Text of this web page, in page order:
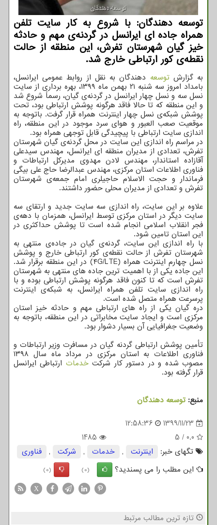
توسعه دهندگان: با شروع به کار سایت تلفن
همراه جاده ای ایرانسل در گردنه‌ی مهم و حادثه
خیز گیان شهرستان تفرش، این منطقه از حالت
نقطه‌ی کور ارتباطی خارج شد.
به گزارشتوسعه دهندگان به نقل از روابط عمومی ایرانسل،
بامداد امروز سه شنبه ۲۱ بهمن ماه ۱۳۹۹، بهره برداری از سایت
نسل سه و نسل چهار ایرانسل در گردنه‌ی گیان، رسماً شروع شد
و این منطقه که تا حالا فاقد هرگونه پوشش ارتباطی بود، تحت
پوشش شبکه‌ی نسل چهار اینترنت همراه قرار گرفت. باتوجه به
موقعیت صعب العبور و هوای سرد موجود در این منطقه، راه
اندازی سایت ارتباطی با پیچیدگی قابل توجهی همراه بود.
در مراسم راه اندازی این سایت در محل گردنه‌ی گیان شهرستان
تفرش، تعدادی از مدیران منطقه ای ایرانسل، مهندس سیدعلی
آقازاده استاندار، مهندس لادن مهدوی مدیرکل ارتباطات و
فناوری اطلاعات استان مرکزی، مهندس عبدالرضا حاج علی بیگی
فرماندار و حجت الاسلام حاجیلری امام جمعه‌ی شهرستان
تفرش و تعدادی از مدیران محلی حضور داشتند.
علاوه بر این سایت، راه اندازی سه سایت جدید و ارتقای سه
سایت دیگر در استان مرکزی توسط ایرانسل، همزمان با دهه‌ی
فجر انقلاب اسلامی انجام شده است تا پوشش حداکثری در
این استان تامین شود.
با راه اندازی این سایت، گردنه‌ی گیان در جاده‌ی منتهی به
شهرستان تفرش از حالت نقطه‌ی کور ارتباطی خارج و پوشش
نسل چهارم اینترنت همراه (۴G/LTE) در این منطقه برقرار شد.
این جاده یکی از با اهمیت ترین جاده های منتهی به شهرستان
تفرش است که تا کنون فاقد هرگونه پوشش ارتباطی بوده و با
راه اندازی سایت تلفن همراه ایرانسل، به شبکه‌ی اینترنت
پرسرعت همراه متصل شده است.
دره گیان یکی از راه های ارتباطی مهم و حادثه خیز استان
مرکزی است و ایجاد سایت مخابراتی در این منطقه، باتوجه به
وضعیت جغرافیایی آن بسیار دشوار بود.
تأمین پوشش ارتباطی گردنه گیان در مسافرت وزیر ارتباطات و
فناوری اطلاعات به استان مرکزی در مرداد ماه سال ۱۳۹۸
مصوب شده و در دستور کار شرکتخدمات ارتباطی ایرانسل
قرار گرفته بود.
منبع: توسعه دهندگان
1399/11/23
12:58:36
0.0
/
5
1485
تگهای خبر:
اینترنت , خدمات , شركت ,
فناوری
این مطلب را می پسندید؟
(0)
(0)
X
تازه ترین مطالب مرتبط